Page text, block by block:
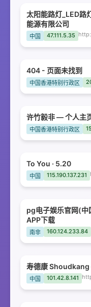
太阳能路灯_LED路
能源有限公司
中国 47.111.5.35
404 - 页面未找到
中国香港特别行政区
许竹毅非 — 个人主
中国香港特别行政区
To You · 5.20
中国 115.190.137.231
pg电子娱乐官网(中
APP下载
南非 160.124.233.84
寿德康 Shoudkang
中国 101.42.8.141